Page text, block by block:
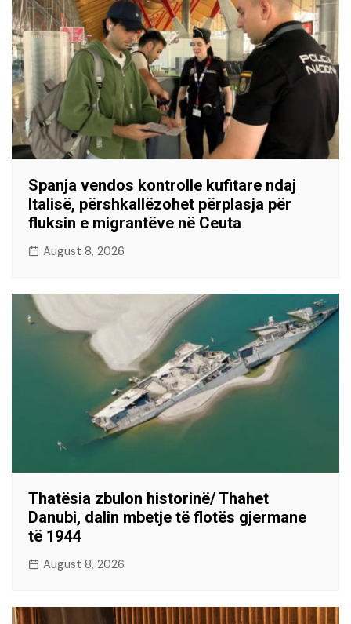
Spanja vendos kontrolle kufitare ndaj
Italisë, përshkallëzohet përplasja për
fluksin e migrantëve në Ceuta
August 8, 2026
Thatësia zbulon historinë/ Thahet
Danubi, dalin mbetje të flotës gjermane
të 1944
August 8, 2026